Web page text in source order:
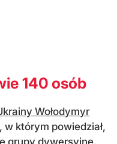
140 osób
Wołodymyr
, w którym powiedział,
grupy dywersyjne.